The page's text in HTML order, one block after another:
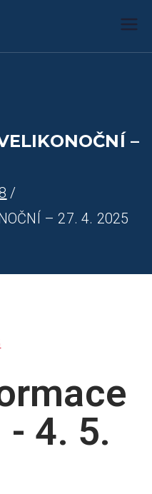
–
– 27. 4. 2025
4. 5.